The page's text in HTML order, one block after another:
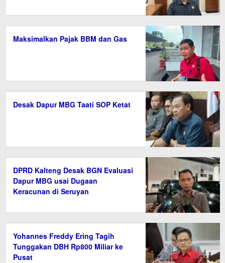
Maksimalkan Pajak BBM dan Gas
Desak Dapur MBG Taati SOP Ketat
DPRD Kalteng Desak BGN Evaluasi
Dapur MBG usai Dugaan
Keracunan di Seruyan
Yohannes Freddy Ering Tagih
Tunggakan DBH Rp800 Miliar ke
Pusat